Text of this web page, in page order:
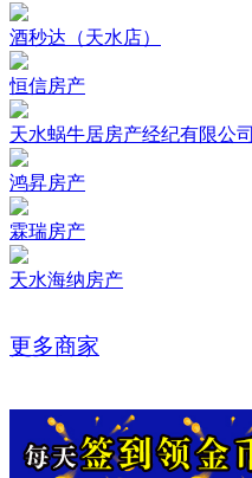
酒秒达（天水店）
恒信房产
天水蜗牛居房产经纪有限公司
鸿昇房产
霖瑞房产
天水海纳房产
更多商家